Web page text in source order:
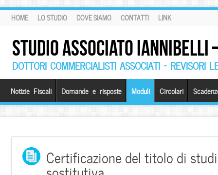
HOME LO STUDIO DOVE SIAMO CONTATTI LINK
STUDIO ASSOCIATO
DOTTORI COMMERCIALISTI ASSOCIATI – REVISORI
Notizie Fiscali Domande e risposte Moduli Circolari
Certificazione del titolo di